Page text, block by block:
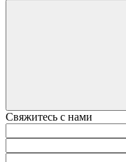
Свяжитесь с нами